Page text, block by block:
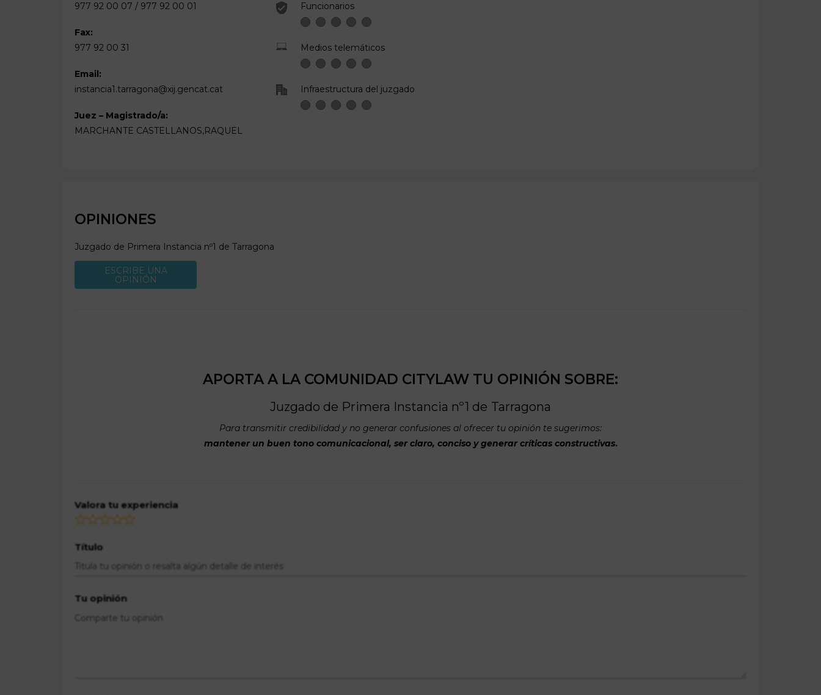
977 92 00 07 / 977 92 00 01
Fax:
977 92 00 31
Email:
instancia1.tarragona@xij.gencat.cat
Juez – Magistrado/a:
MARCHANTE CASTELLANOS,RAQUEL
Funcionarios
Medios telemáticos
Infraestructura del juzgado
OPINIONES
Juzgado de Primera Instancia nº1 de Tarragona
ESCRIBE UNA
OPINIÓN
APORTA A LA COMUNIDAD CITYLAW TU OPINIÓN SOBRE:
Juzgado de Primera Instancia nº1 de Tarragona
Para transmitir credibilidad y no generar confusiones al ofrecer tu opinión te sugerimos:
mantener un buen tono comunicacional, ser claro, conciso y generar críticas constructivas.
Valora tu experiencia
Título
Tu opinión